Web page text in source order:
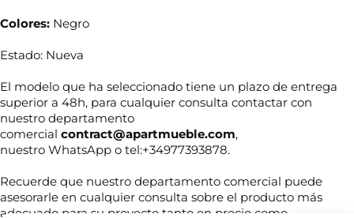
Colores: Negro
Estado: Nueva
El modelo que ha seleccionado tiene un plazo de entrega
superior a 48h, para cualquier consulta contactar con
nuestro departamento
comercial contract@apartmueble.com,
nuestro WhatsApp o tel:+34977393878.
Recuerde que nuestro departamento comercial puede
asesorarle en cualquier consulta sobre el producto más
adecuado para su proyecto tanto en precio como
*
e
l
e
c
t
ó
n
i
N
o
m
b
r
*e
l
é